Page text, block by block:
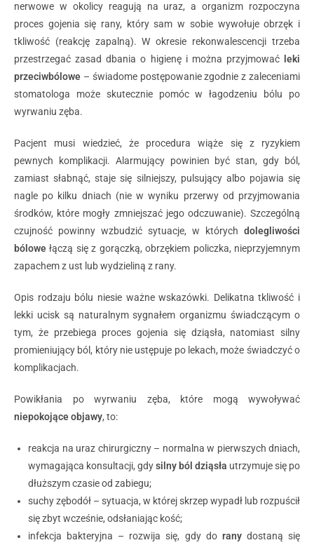
nerwowe w okolicy reagują na uraz, a organizm rozpoczyna
proces gojenia się rany, który sam w sobie wywołuje obrzęk i
tkliwość (reakcję zapalną). W okresie rekonwalescencji trzeba
przestrzegać zasad dbania o higienę i można przyjmowaćleki
przeciwbólowe – świadome postępowanie zgodnie z zaleceniami
stomatologa może skutecznie pomóc w łagodzeniu bólu po
wyrwaniu zęba.
Pacjent musi wiedzieć, że procedura wiąże się z ryzykiem
pewnych komplikacji. Alarmujący powinien być stan, gdy ból,
zamiast słabnąć, staje się silniejszy, pulsujący albo pojawia się
nagle po kilku dniach (nie w wyniku przerwy od przyjmowania
środków, które mogły zmniejszać jego odczuwanie). Szczególną
czujność powinny wzbudzić sytuacje, w których dolegliwości
bólowe łączą się z gorączką, obrzękiem policzka, nieprzyjemnym
zapachem z ust lub wydzieliną z rany.
Opis rodzaju bólu niesie ważne wskazówki. Delikatna tkliwość i
lekki ucisk są naturalnym sygnałem organizmu świadczącym o
tym, że przebiega proces gojenia się dziąsła, natomiast silny
promieniujący ból, który nie ustępuje po lekach, może świadczyć o
komplikacjach.
Powikłania po wyrwaniu zęba, które mogą wywoływać
niepokojące objawy, to:
reakcja na uraz chirurgiczny – normalna w pierwszych dniach,
wymagająca konsultacji, gdysilny ból dziąsła utrzymuje się po
dłuższym czasie od zabiegu;
suchy zębodół – sytuacja, w której skrzep wypadł lub rozpuścił
się zbyt wcześnie, odsłaniając kość;
infekcja bakteryjna – rozwija się, gdy do ranydostaną się